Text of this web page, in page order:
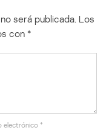
será publicada. Los
con *
electrónico *